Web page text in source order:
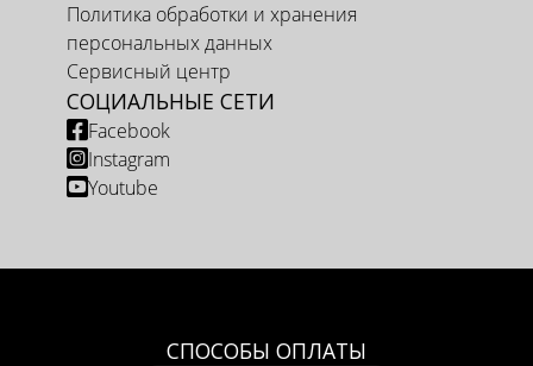
Политика обработки и хранения
персональных данных
Сервисный центр
СОЦИАЛЬНЫЕ СЕТИ
Facebook
Instagram
Youtube
СПОСОБЫ ОПЛАТЫ